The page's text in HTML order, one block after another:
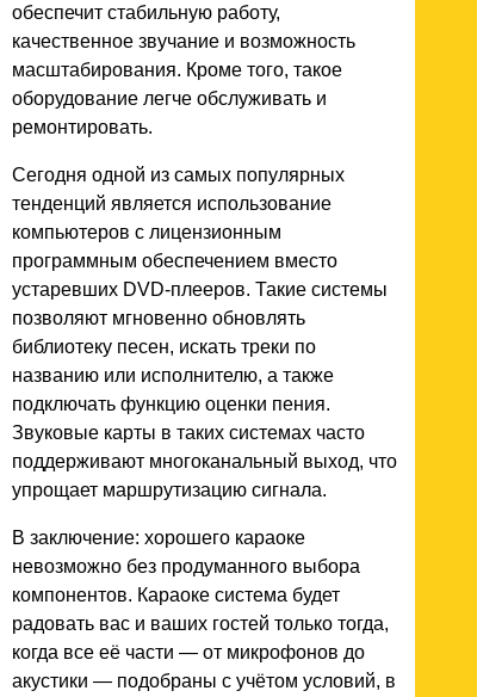
обеспечит стабильную работу,
качественное звучание и возможность
масштабирования. Кроме того, такое
оборудование легче обслуживать и
ремонтировать.
Сегодня одной из самых популярных
тенденций является использование
компьютеров с лицензионным
программным обеспечением вместо
устаревших DVD-плееров. Такие системы
позволяют мгновенно обновлять
библиотеку песен, искать треки по
названию или исполнителю, а также
подключать функцию оценки пения.
Звуковые карты в таких системах часто
поддерживают многоканальный выход, что
упрощает маршрутизацию сигнала.
В заключение: хорошего караоке
невозможно без продуманного выбора
компонентов. Караоке система будет
радовать вас и ваших гостей только тогда,
когда все её части — от микрофонов до
акустики — подобраны с учётом условий, в